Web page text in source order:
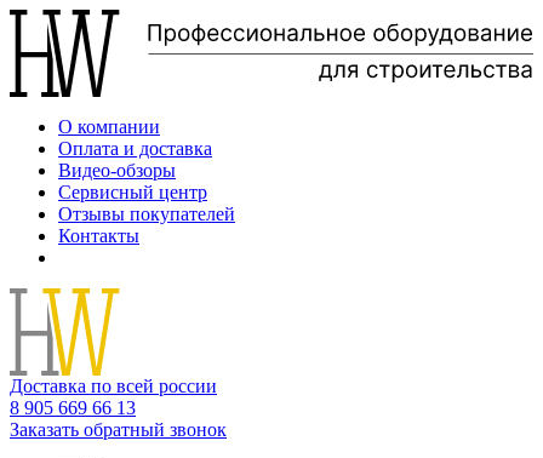
О компании
Оплата и доставка
Видео-обзоры
Сервисный центр
Отзывы покупателей
Контакты
Доставка по всей россии
8 905 669 66 13
Заказать обратный звонок